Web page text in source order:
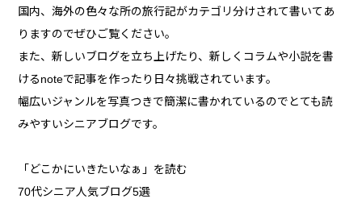
国内、海外の色々な所の旅行記がカテゴリ分けされて書いてあ
りますのでぜひご覧ください。
また、新しいブログを立ち上げたり、新しくコラムや小説を書
けるnoteで記事を作ったり日々挑戦されています。
幅広いジャンルを写真つきで簡潔に書かれているのでとても読
みやすいシニアブログです。
「どこかにいきたいなぁ」を読む
70代シニア人気ブログ5選